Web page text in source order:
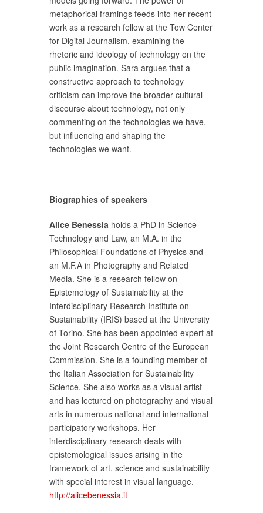
metaphorical framings feeds into her recent
work as a research fellow at the Tow Center
for Digital Journalism, examining the
rhetoric and ideology of technology on the
public imagination. Sara argues that a
constructive approach to technology
criticism can improve the broader cultural
discourse about technology, not only
commenting on the technologies we have,
but influencing and shaping the
technologies we want.
Biographies of speakers
Alice Benessia holds a PhD in Science
Technology and Law, an M.A. in the
Philosophical Foundations of Physics and
an M.F.A in Photography and Related
Media. She is a research fellow on
Epistemology of Sustainability at the
Interdisciplinary Research Institute on
Sustainability (IRIS) based at the University
of Torino. She has been appointed expert at
the Joint Research Centre of the European
Commission. She is a founding member of
the Italian Association for Sustainability
Science. She also works as a visual artist
and has lectured on photography and visual
arts in numerous national and international
participatory workshops. Her
interdisciplinary research deals with
epistemological issues arising in the
framework of art, science and sustainability
with special interest in visual language.
http://alicebenessia.it